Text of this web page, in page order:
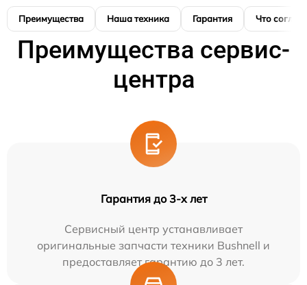
Преимущества Наша техника Гарантия Что
Преимущества сервис-
центра
Гарантия до 3-х лет
Сервисный центр устанавливает
оригинальные запчасти техники Bushnell и
предоставляет гарантию до 3 лет.